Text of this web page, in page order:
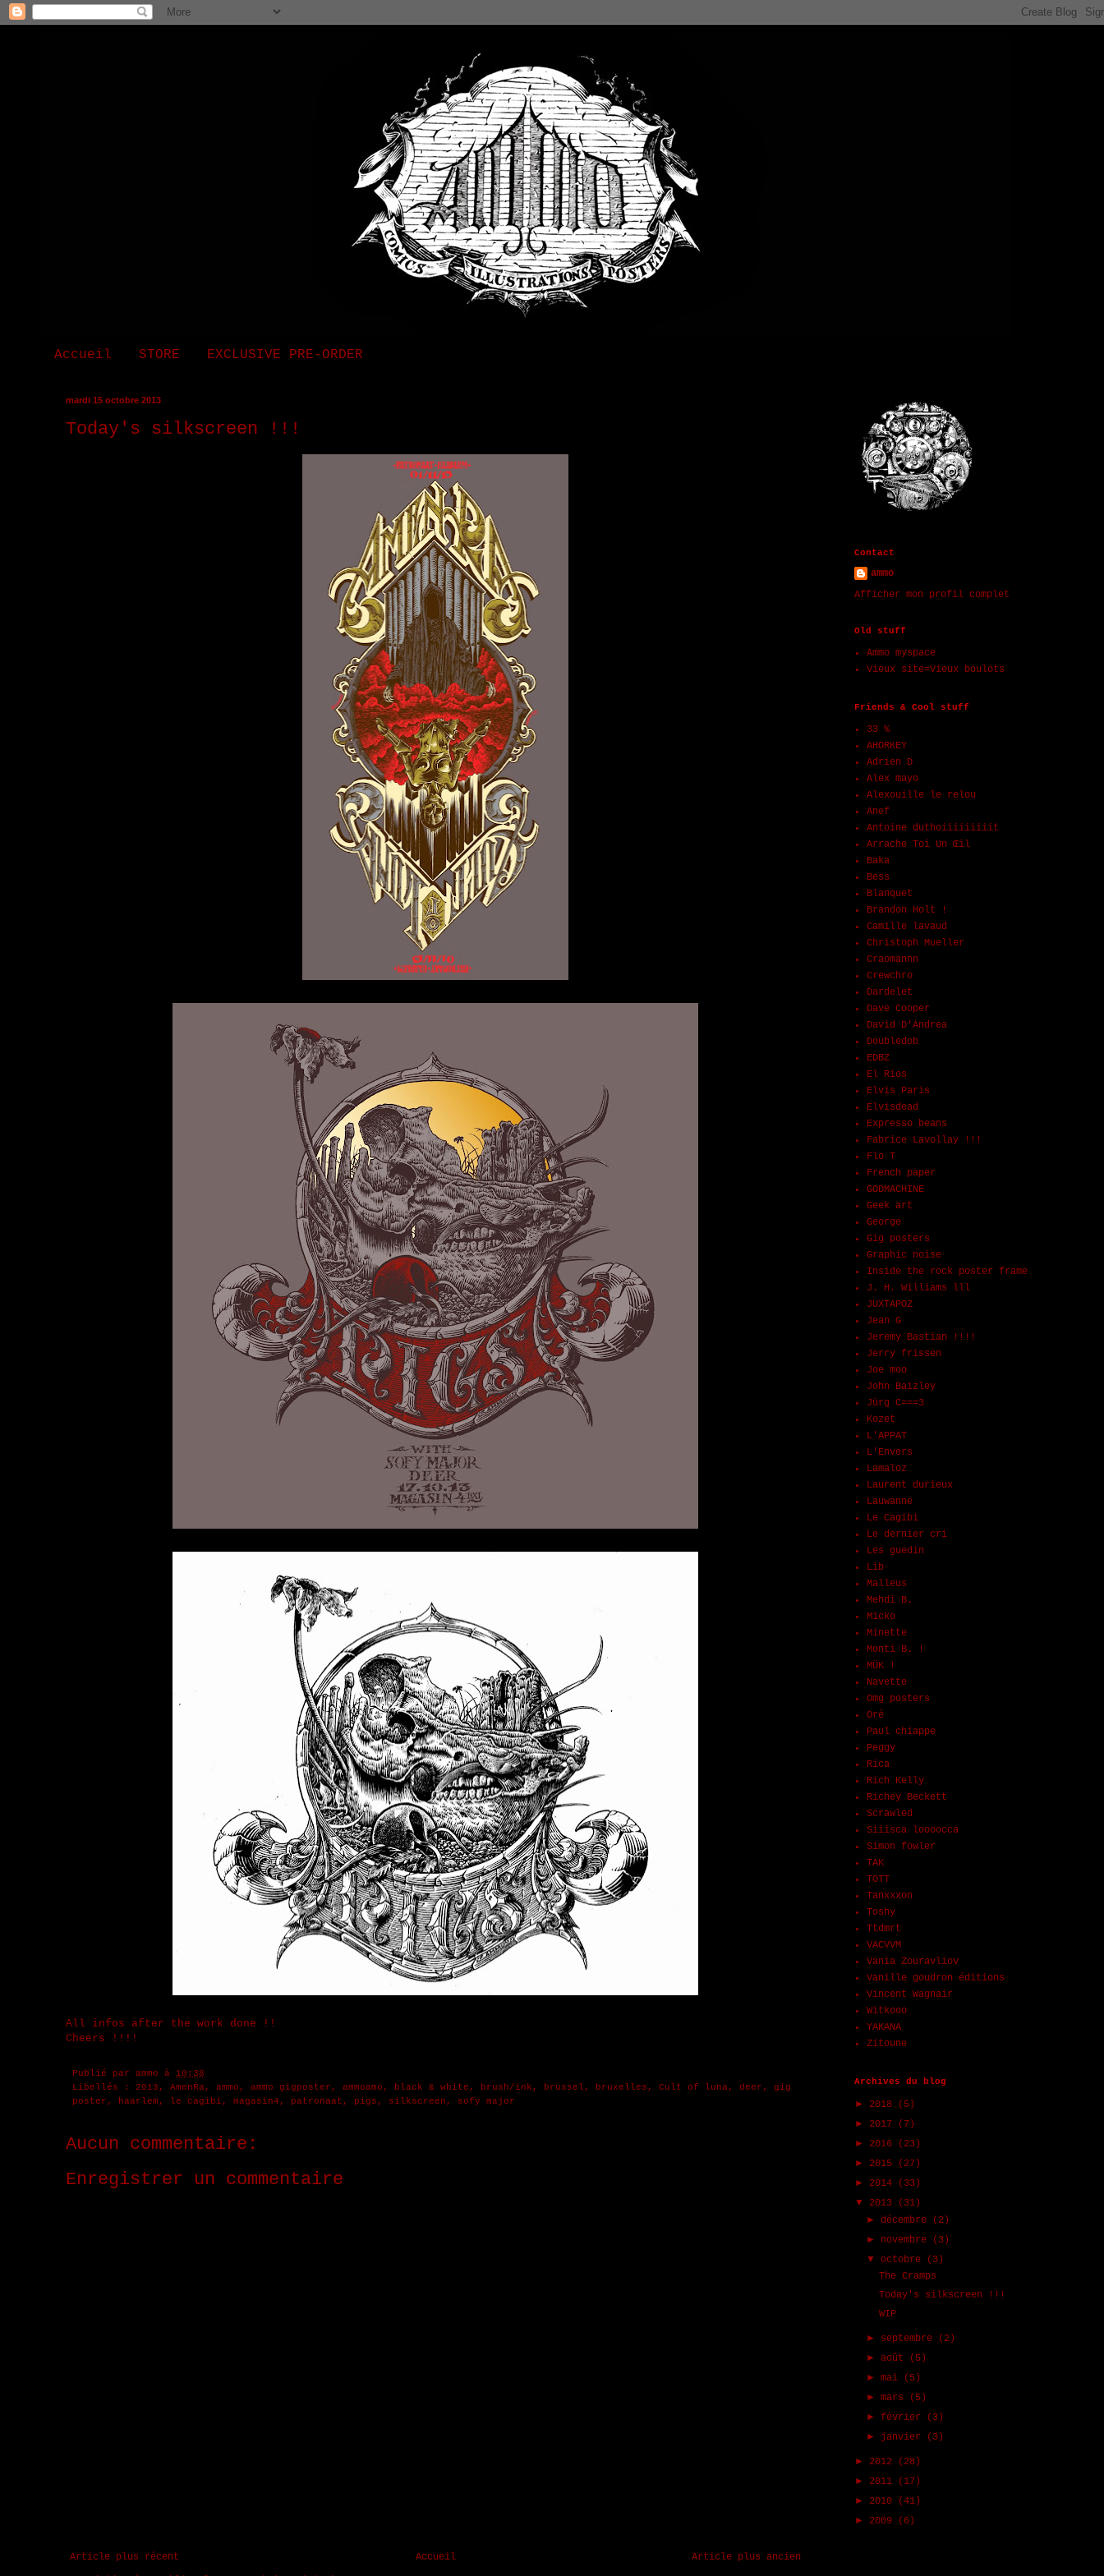
Accueil STORE EXCLUSIVE PRE-ORDER
mardi 15 octobre 2013
Today's silkscreen !!!
All infos after the work done !!
Cheers !!!!
Publié par ammo à 10:38
Libellés : 2013 , AmenRa , ammo , ammo gigposter , ammoamo , black & white , brush/ink , brussel , bruxelles , Cult of luna , deer , gig
poster , haarlem , le cagibi , magasin4 , patronaat , pigs , silkscreen , sofy major
Aucun commentaire:
Enregistrer un commentaire
Article plus récent Article plus ancien
Accueil
Contact
ammo
Afficher mon profil complet
Old stuff
Ammo myspace
Vieux site=Vieux boulots
Friends & Cool stuff
33 %
AHORKEY
Adrien D
Alex mayo
Alexouille le relou
Anef
Antoine duthoiiiiiiiiit
Arrache Toi Un Œil
Baka
Bess
Blanquet
Brandon Holt !
Camille lavaud
Christoph Mueller
Craomannn
Crewchro
Dardelet
Dave Cooper
David D'Andrea
Doubledob
EDBZ
El Rios
Elvis Paris
Elvisdead
Expresso beans
Fabrice Lavollay !!!
Flo T
French paper
GODMACHINE
Geek art
George
Gig posters
Graphic noise
Inside the rock poster frame
J. H. Williams lll
JUXTAPOZ
Jean G
Jeremy Bastian !!!!
Jerry frissen
Joe moo
John Baizley
Jürg C===3
Kozet
L'APPAT
L'Envers
Lamaloz
Laurent durieux
Lauwanne
Le Cagibi
Le dernier cri
Les guedin
Lib
Malleus
Mehdi B.
Micko
Minette
Monti B. !
MÜK !
Navette
Omg posters
Oré
Paul chiappe
Peggy
Rica
Rich Kelly
Richey Beckett
Scrawled
Siiisca loooocca
Simon fowler
TAK
TOTT
Tanxxxon
Toshy
Ttdmrt
VACVVM
Vania Zouravliov
Vanille goudron éditions
Vincent Wagnair
Witkooo
YAKANA
Zitoune
Archives du blog
► 2018
(5)
► 2017
(7)
► 2016
(23)
► 2015
(27)
► 2014
(33)
▼ 2013
(31)
►décembre
(2)
► novembre
(3)
▼octobre
(3)
The Cramps
Today's silkscreen !!!
WIP
► septembre
(2)
►août
(5)
►mai
(5)
►mars
(5)
► février
(3)
► janvier (3)
► 2012
(28)
► 2011
(17)
► 2010
(41)
► 2009 (6)